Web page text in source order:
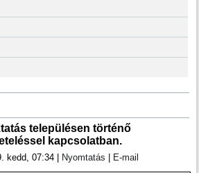
településen történő
kapcsolatban.
kedd, 07:34 Nyomtatás E-mail